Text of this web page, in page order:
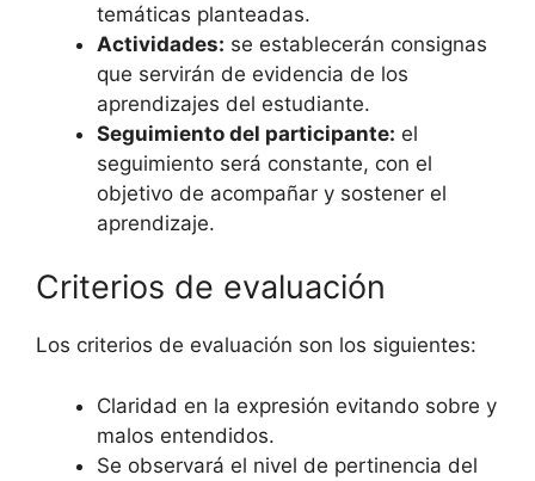
temáticas planteadas.
Actividades: se establecerán consignas
que servirán de evidencia de los
aprendizajes del estudiante.
Seguimiento del participante: el
seguimiento será constante, con el
objetivo de acompañar y sostener el
aprendizaje.
Criterios de evaluación
Los criterios de evaluación son los siguientes:
Claridad en la expresión evitando sobre y
malos entendidos.
Se observará el nivel de pertinencia del